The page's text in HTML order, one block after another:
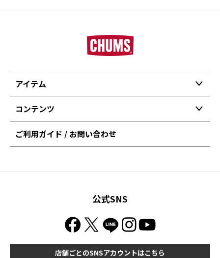
アイテム
コンテンツ
ご利用ガイド / お問い合わせ
公式SNS
店舗ごとのSNSアカウントはこちら